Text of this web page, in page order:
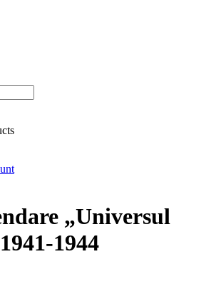
„Universul
1944